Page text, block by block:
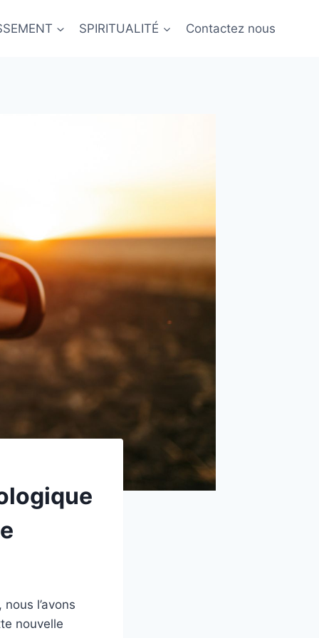
SPIRITUALITÉ Contactez nous
l’avons
nouvelle